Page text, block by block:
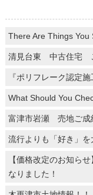
There Are Things You
清見台東 中古住宅
『ポリフレーク認定
What Should You
富津市岩瀬 売地ご成
流行よりも「好き」を
【価格改定のお知ら
なりました！